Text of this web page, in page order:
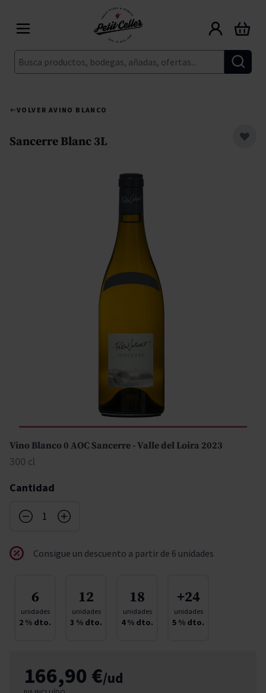
Buscar
Carrito
VOLVER AVINO BLANCO
Sancerre Blanc 3L
Vino Blanco 0 AOC Sancerre - Valle del Loira 2023
300 cl
Cantidad
Consigue un descuento a partir de 6 unidades
6
unidades
2 % dto.
12
unidades
3 % dto.
18
unidades
4% dto.
+24
unidades
5 % dto.
166,90 €/ud